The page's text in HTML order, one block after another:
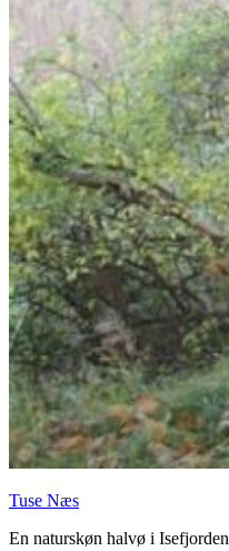
Tuse Næs
En naturskøn halvø i Isefjorden